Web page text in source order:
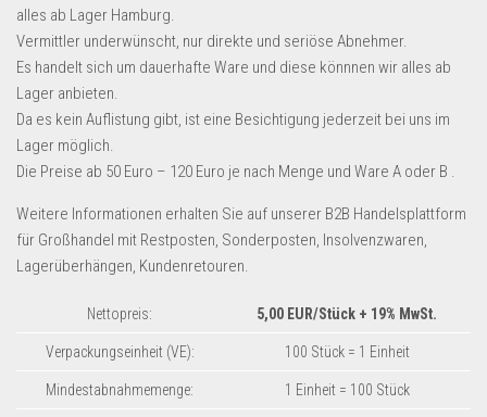
eBay Restposten kaufen
Sonderposten-Angebote
Saison & Eventprodkte
Dropshipping-Produkte
B2B Produkte
Amazon
Aldi
Kostenlos verkaufen
Anmelden
alles ab Lager Hamburg.
Vermittler underwünscht, nur direkte und seriöse Abnehmer.
Es handelt sich um dauerhafte Ware und diese könnnen wir alles ab
Lager anbieten.
Da es kein Auflistung gibt, ist eine Besichtigung jederzeit bei uns im
Lager möglich.
Die Preise ab 50 Euro – 120 Euro je nach Menge und Ware A oder B .
Weitere Informationen erhalten Sie auf unserer B2B Handelsplattform
für Großhandel mit Restposten, Sonderposten, Insolvenzwaren,
Lagerüberhängen, Kundenretouren.
Nettopreis: 5,00 EUR/Stück + 19% MwSt.
Verpackungseinheit (VE): 100 Stück = 1 Einheit
Mindestabnahmemenge: 1 Einheit = 100 Stück